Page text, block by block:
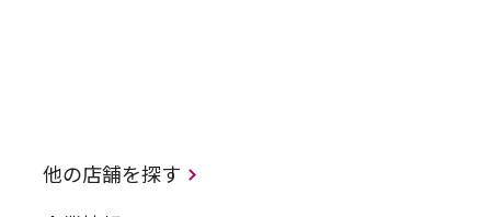
他の店舗を探す